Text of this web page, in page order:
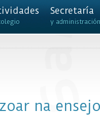
Secretaría
y administración
na